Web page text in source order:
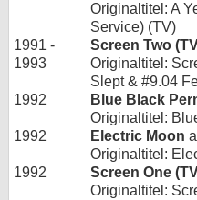
Originaltitel: A
Service) (TV)
1991 -
1993
Screen Two
Originaltitel:
Slept & #9.04
1992
Blue Black
Originaltitel:
1992
Electric Moon
Originaltitel:
1992
Screen One
Originaltitel: